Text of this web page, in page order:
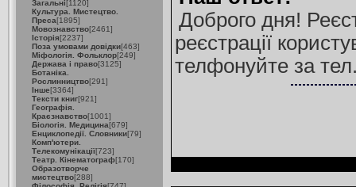
Загальні[1120]
Культура. Мистецтво.
Преса[1895]
Мовознавство[2461]
Історія[2237]
Поза умовами довідки[463]
Міфологія. Фольклор[249]
Держава і право[3125]
Ботаніка.
Рослинництво[291]
Інше[3364]
Тексти книг[921]
Географія.
Краєзнавство[1001]
Біологія. Медицина[679]
Енциклопедії. Словники[79]
Комп'ютери.
Телекомунікації[723]
Театр. Кінематограф[170]
Образотворче
мистецтво[288]
Доброго дня!
реєстрації
телфонуйте за